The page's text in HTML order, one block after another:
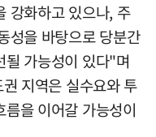
강화하고 있으나, 주
성을 바탕으로 당분간
될 가능성이 있다"며
지역은 실수요와 투
을 이어갈 가능성이